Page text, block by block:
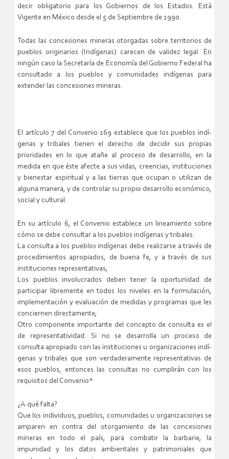
decir obligatorio para los Gobiernos de los Estados. Está
Vigente en México desde el 5 de Septiembre de 1990.
Todas las concesiones mineras otorgadas sobre territorios de
pueblos originarios (Indí­genas) carecen de validez legal. En
ningún caso la Secretaría de Economía del Gobierno Federal ha
consultado a los pueblos y comunidades indí­genas para
extender las concesiones mineras.
El artí­culo 7 del Convenio 169 establece que los pueblos indí­
genas y tribales tienen el derecho de decidir sus propias
prioridades en lo que atañe al proceso de desarrollo, en la
medida en que éste afecte a sus vidas, creencias, instituciones
y bienestar espiritual y a las tierras que ocupan o utilizan de
alguna manera, y de controlar su propio desarrollo económico,
social y cultural.
En su artí­culo 6, el Convenio establece un lineamiento sobre
cómo se debe consultar a los pueblos indí­genas y tribales:
La consulta a los pueblos indí­genas debe realizarse a través de
procedimientos apropiados, de buena fe, y a través de sus
instituciones representativas;
Los pueblos involucrados deben tener la oportunidad de
participar libremente en todos los niveles en la formulación,
implementación y evaluación de medidas y programas que les
conciernen directamente;
Otro componente importante del concepto de consulta es el
de representatividad. Si no se desarrolla un proceso de
consulta apropiado con las instituciones u organizaciones indí­
genas y tribales que son verdaderamente representativas de
esos pueblos, entonces las consultas no cumplirán con los
requisitos del Convenio*
¿A qué falta?
Que los individuos, pueblos, comunidades u organizaciones se
amparen en contra del otorgamiento de las concesiones
mineras en todo el país, para combatir la barbarie, la
impunidad y los datos ambientales y patrimoniales que